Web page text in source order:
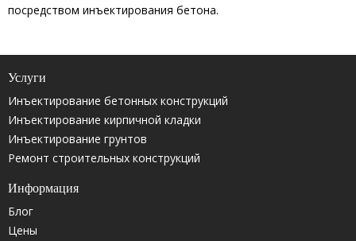
посредством инъектирования бетона.
Услуги
Инъектирование бетонных конструкций
Инъектирование кирпичной кладки
Инъектирование грунтов
Ремонт строительных конструкций
Информация
Блог
Цены